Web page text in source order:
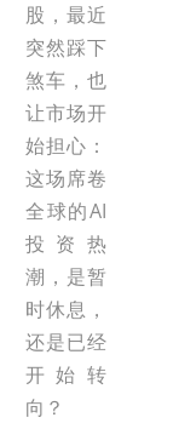
股，最近
突然踩下
煞车，也
让市场开
始担心：
这场席卷
全球的AI
投资热
潮，是暂
时休息，
还是已经
开始转
向？